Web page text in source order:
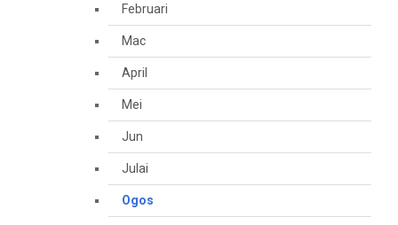
Februari
Mac
April
Mei
Jun
Julai
Ogos